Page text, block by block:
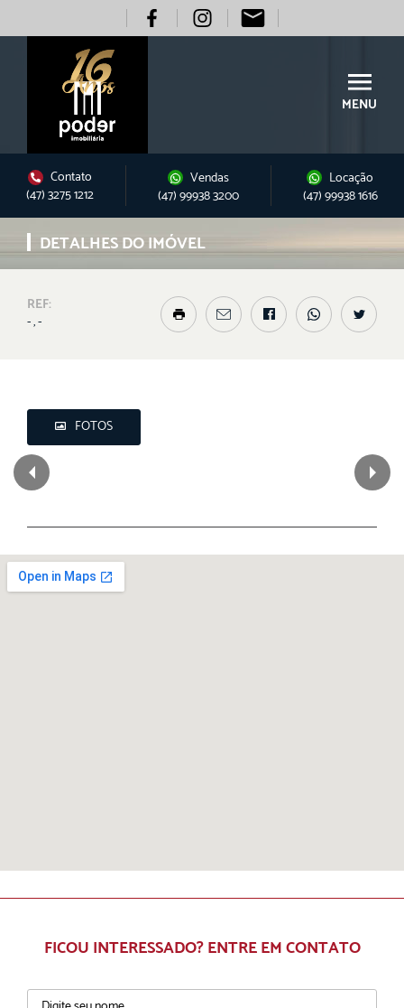
MENU
Contato
(47) 3275 1212
Vendas
(47) 99938 3200
Locação
(47) 99938 1616
DETALHES DO IMÓVEL
REF:
- , -
FOTOS
FICOU INTERESSADO? ENTRE EM CONTATO